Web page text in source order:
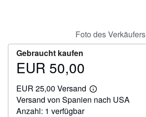
Foto des Verkäufers
Gebraucht kaufen
Preis
50,00
EUR 50,00
EUR 25,00 Versand
Weitere
Informationen
Versand von Spanien nach USA
Anzahl: 1 verfügbar